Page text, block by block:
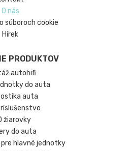
O nás
súboroch cookie
Hírek
PRODUKTOV
autohifi
do auta
auta
žiarovky
do auta
hlavné jednotky